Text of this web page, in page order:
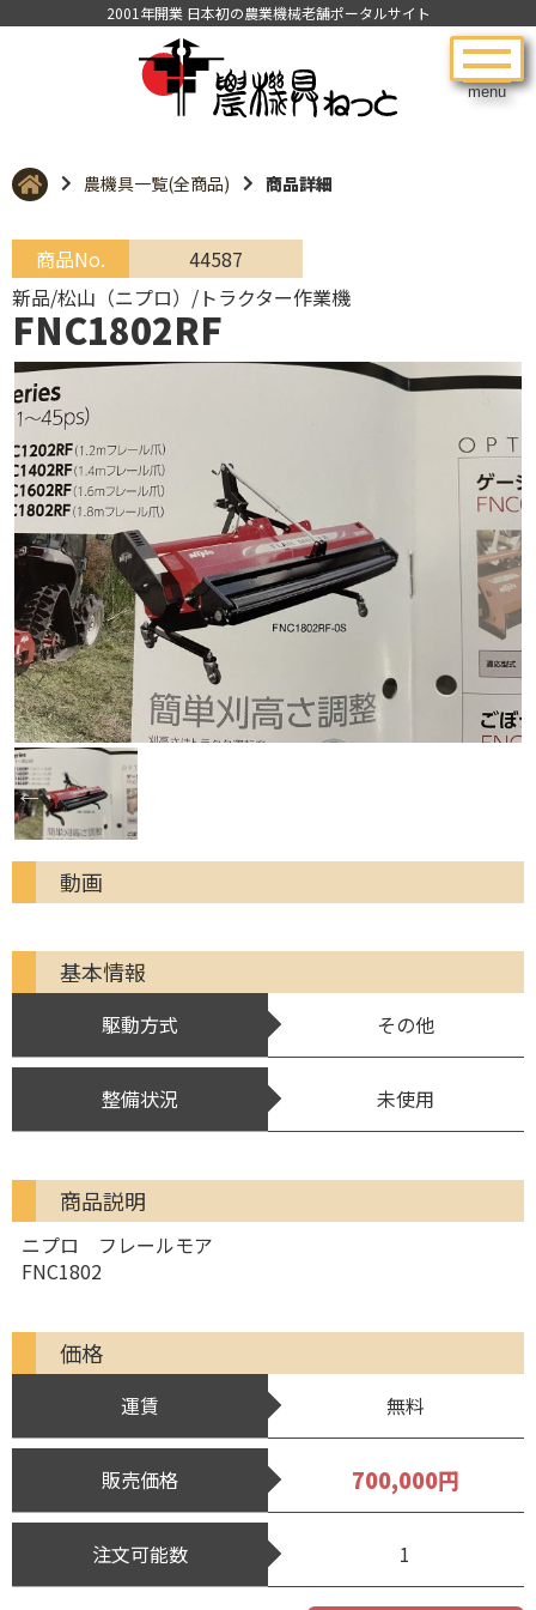
menu
2001年開業 日本初の農業機械老舗ポータルサイト
農機具一覧(全商品) 商品詳細
商品No.
44587
新品/松山（ニプロ）/トラクター作業機
FNC1802RF
動画
基本情報
駆動方式 その他
整備状況 未使用
商品説明
ニプロ フレールモア
FNC1802
価格
運賃 無料
販売価格 700,000円
注文可能数 1